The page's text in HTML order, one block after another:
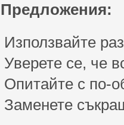
Предложения:
Използвайте
Уверете се, че
Опитайте с по-
Заменете